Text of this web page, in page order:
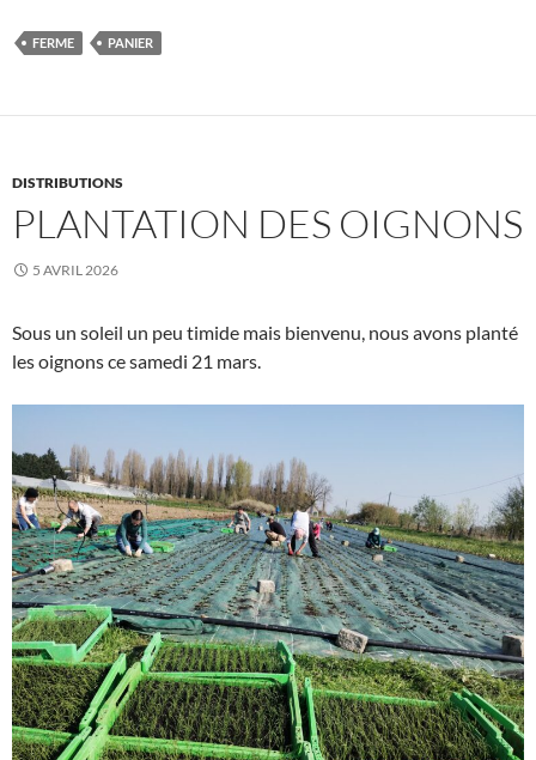
FERME PANIER
DISTRIBUTIONS
PLANTATION DES OIGNONS
5 AVRIL 2026
Sous un soleil un peu timide mais bienvenu, nous avons planté
les oignons ce samedi 21 mars.